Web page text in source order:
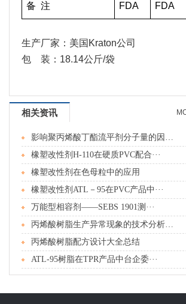
备 注 FDA FDA
生产厂家：美国Kraton公司
包 装：18.14公斤/袋
相关资讯
影响聚丙烯酸丁酯流平剂分子量的因素分···
橡塑改性剂H-110在硬质PVC配合···
橡塑改性剂在色母粒中的应用
橡塑改性剂ATL－95在PVC产品中···
万能型相容剂――SEBS 1901测···
丙烯酸树脂生产异常现象的技术分析及处···
丙烯酸树脂配方设计大全总结
ATL-95树脂在TPR产品中台企委···